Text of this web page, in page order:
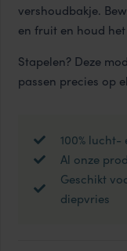
vershoudbakje.
en fruit en houd
Stapelen? Deze
passen precies op
100%
Al onze
Geschikt
diepvries